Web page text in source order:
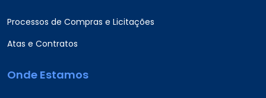
Processos de Compras e Licitações
Atas e Contratos
Onde Estamos